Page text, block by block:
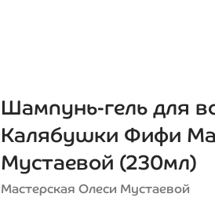
Шампунь-гель для
Калябушки Фифи
Мустаевой (230мл)
Мастерская Олеси Мустаевой